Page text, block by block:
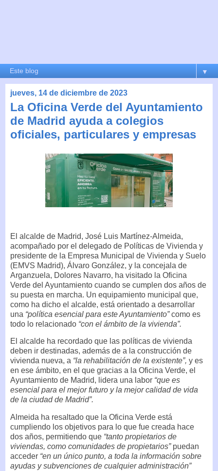
▼
jueves, 14 de diciembre de 2023
La Oficina Verde del Ayuntamiento
de Madrid ayuda a colegios
oficiales, particulares y empresas
El alcalde de Madrid, José Luis Martínez-Almeida,
acompañado por el delegado de Políticas de Vivienda y
presidente de la Empresa Municipal de Vivienda y Suelo
(EMVS Madrid), Álvaro González, y la concejala de
Arganzuela, Dolores Navarro, ha visitado la Oficina
Verde del Ayuntamiento cuando se cumplen dos años de
su puesta en marcha. Un equipamiento municipal que,
como ha dicho el alcalde, está orientado a desarrollar
una “política esencial para este Ayuntamiento”como es
todo lo relacionado “con el ámbito de la vivienda”.
El alcalde ha recordado que las políticas de vivienda
deben ir destinadas, además de a la construcción de
vivienda nueva, a “la rehabilitación de la existente”, y es
en ese ámbito, en el que gracias a la Oficina Verde, el
Ayuntamiento de Madrid, lidera una labor “que es
esencial para el mejor futuro y la mejor calidad de vida
de la ciudad de Madrid”.
Almeida ha resaltado que la Oficina Verde está
cumpliendo los objetivos para lo que fue creada hace
dos años, permitiendo que “tanto propietarios de
viviendas, como comunidades de propietarios”puedan
acceder “en un único punto, a toda la información sobre
ayudas y subvenciones de cualquier administración”